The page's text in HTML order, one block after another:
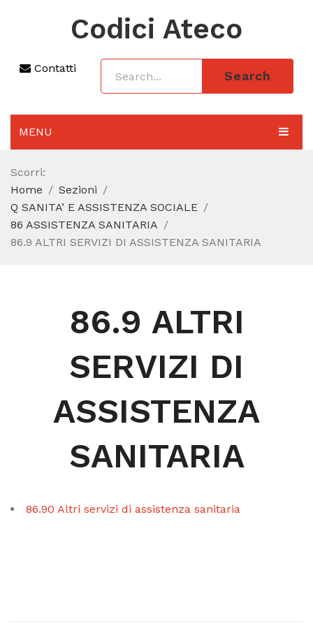
Codici Ateco
Contatti
Search
MENU
AGGIORNAMENTO 2025
SEZIONI
CODICE ATECO A COSA SERVE
Scorri:
Home
Sezioni
Q SANITA’ E ASSISTENZA SOCIALE
86 ASSISTENZA SANITARIA
86.9 ALTRI SERVIZI DI ASSISTENZA SANITARIA
86.9 ALTRI
SERVIZI DI
ASSISTENZA
SANITARIA
86.90 Altri servizi di assistenza sanitaria